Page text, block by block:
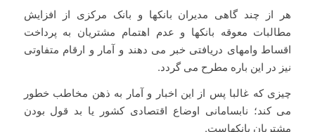
هر از چند گاهی مدیران بانکها و بانک مرکزی از افزایش
مطالبات معوقه بانکها و عدم اهتمام مشتریان به پرداخت
اقساط وامهای دریافتی خبر می دهند و آمار و ارقام متفاوتی
نیز در این باره مطرح می گردد.
چیزی که غالبا پس از این اخبار و آمار به ذهن مخاطب خطور
می کند؛ نابسامانی اوضاع اقتصادی کشور یا بد قول بودن
مشتریان بانکهاست.